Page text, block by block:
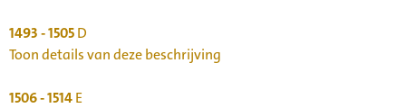
1493 - 1505D
Toon details van deze beschrijving
1506 - 1514E